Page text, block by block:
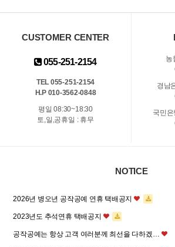
CUSTOMER CENTER
055-251-2154
TEL 055-251-2154
H.P 010-3562-0848
평일 08:30~18:30
토,일,공휴일 : 휴무
농
경남
국민
NOTICE
2026년 병오년 공작공예 연휴 택배공지
2023년도 추석연휴 택배공지
공작공예는 항상 고객 여러분께 최선을 다하겠…